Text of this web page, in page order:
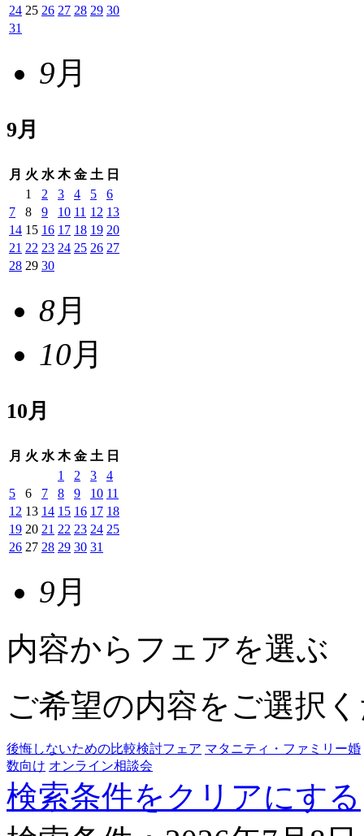
24 25 26 27 28 29 30
31
9月
9月
月 火 水 木 金 土 日
1
2 3 4 5
6
7
8 9 10 11 12 13
14 15 16 17 18 19 20
21 22 23 24 25 26 27
28 29 30
8月
10月
10月
月 火 水 木 金 土 日
1
2 3
4
5
6 7 8 9 10 11
12 13 14 15 16 17 18
19 20 21 22 23 24 25
26 27 28 29 30 31
9月
内容からフェアを選ぶ
ご希望の内容をご選択
後悔しないための比較検討フェア マタニティ・ファミリー婚
数向け オンライン相談会
検索条件をクリアにする